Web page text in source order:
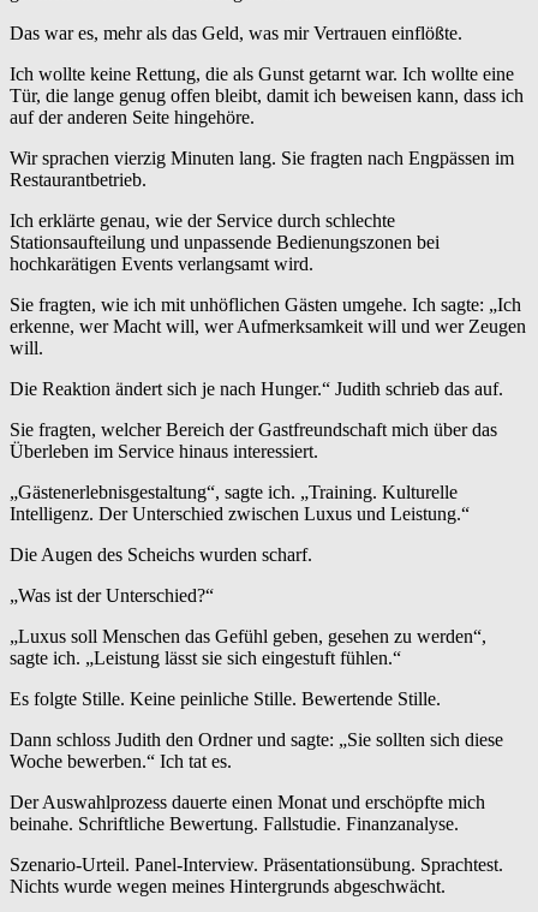
Das war es, mehr als das Geld, was mir Vertrauen einflößte.
Ich wollte keine Rettung, die als Gunst getarnt war. Ich wollte eine
Tür, die lange genug offen bleibt, damit ich beweisen kann, dass ich
auf der anderen Seite hingehöre.
Wir sprachen vierzig Minuten lang. Sie fragten nach Engpässen im
Restaurantbetrieb.
Ich erklärte genau, wie der Service durch schlechte
Stationsaufteilung und unpassende Bedienungszonen bei
hochkarätigen Events verlangsamt wird.
Sie fragten, wie ich mit unhöflichen Gästen umgehe. Ich sagte: „Ich
erkenne, wer Macht will, wer Aufmerksamkeit will und wer Zeugen
will.
Die Reaktion ändert sich je nach Hunger.“ Judith schrieb das auf.
Sie fragten, welcher Bereich der Gastfreundschaft mich über das
Überleben im Service hinaus interessiert.
„Gästenerlebnisgestaltung“, sagte ich. „Training. Kulturelle
Intelligenz. Der Unterschied zwischen Luxus und Leistung.“
Die Augen des Scheichs wurden scharf.
„Was ist der Unterschied?“
„Luxus soll Menschen das Gefühl geben, gesehen zu werden“,
sagte ich. „Leistung lässt sie sich eingestuft fühlen.“
Es folgte Stille. Keine peinliche Stille. Bewertende Stille.
Dann schloss Judith den Ordner und sagte: „Sie sollten sich diese
Woche bewerben.“ Ich tat es.
Der Auswahlprozess dauerte einen Monat und erschöpfte mich
beinahe. Schriftliche Bewertung. Fallstudie. Finanzanalyse.
Szenario-Urteil. Panel-Interview. Präsentationsübung. Sprachtest.
Nichts wurde wegen meines Hintergrunds abgeschwächt.